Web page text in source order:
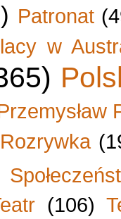
Patronat
w
Rozrywka
(106)